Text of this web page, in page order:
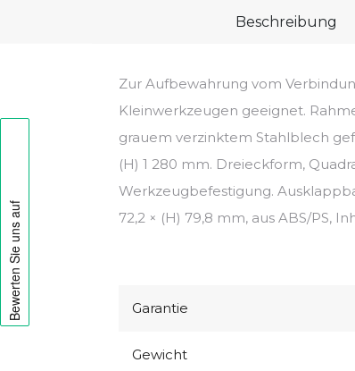
Beschreibung
Zur Aufbewahrung vom
Kleinwerkzeugen geeignet.
grauem verzinktem Stahlblech
(H) 1 280 mm. Dreieckform,
Werkzeugbefestigung.
72,2 × (H) 79,8 mm, aus ABS/PS,
Garantie
Gewicht